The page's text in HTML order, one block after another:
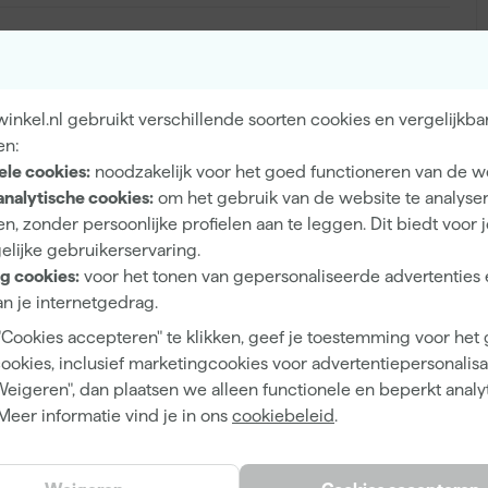
gebruikt verschillende soorten cookies en
cookies: noodzakelijk voor het goed functioneren van de
cookies: om het gebruik van de website te
zonder persoonlijke profielen aan te leggen. Dit biedt voor
gebruikerservaring.
cookies: voor het tonen van gepersonaliseerde advertenties
je internetgedrag.
accepteren" te klikken, geef je toestemming voor het
inclusief marketingcookies voor
dan plaatsen we alleen functionele en beperkt
informatie vind je in ons cookiebeleid.
Dekkend
4 h
2 h